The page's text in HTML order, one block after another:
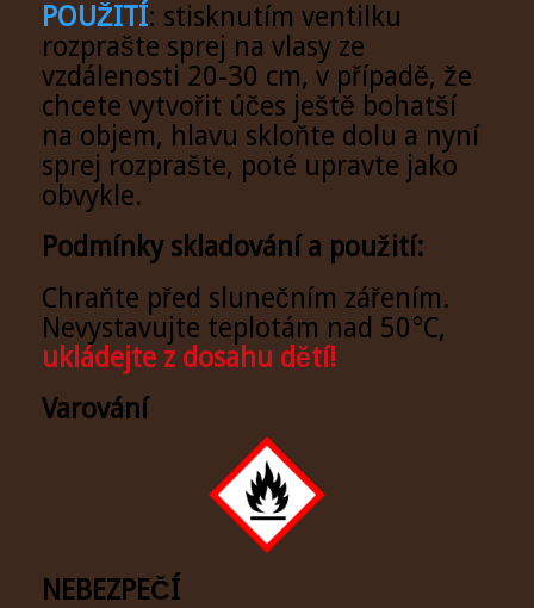
POUŽITÍ: stisknutím ventilku
rozprašte sprej na vlasy ze
vzdálenosti 20-30 cm, v případě, že
chcete vytvořit účes ještě bohatší
na objem, hlavu skloňte dolu a nyní
sprej rozprašte, poté upravte jako
obvykle.
Podmínky skladování a použití:
Chraňte před slunečním zářením.
Nevystavujte teplotám nad 50°C,
ukládejte z dosahu dětí!
Varování
NEBEZPEČÍ